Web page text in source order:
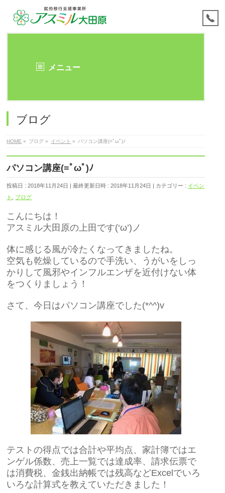
メニュー
ブログ
HOME » ブログ » イベント » パソコン講座(=ﾟωﾟ)ﾉ
パソコン講座(=ﾟωﾟ)ﾉ
投稿日 : 2018年11月24日 最終更新日時 : 2018年11月24日 カテゴリー : イベン
ト
ブログ
こんにちは！
アスミル大田原の上田です(‘ω’)ノ
体に感じる風が冷たくなってきましたね。
空気も乾燥しているので手洗い、うがいをしっ
かりして風邪やインフルエンザを近付けない体
をつくりましょう！
さて、今日はパソコン講座でした(*^^)v
テストの得点では合計や平均点、家計簿ではエ
ンゲル係数、売上一覧では達成率、請求伝票で
は消費税、金銭出納帳では残高などExcelでいろ
いろな計算式を教えていただきました！